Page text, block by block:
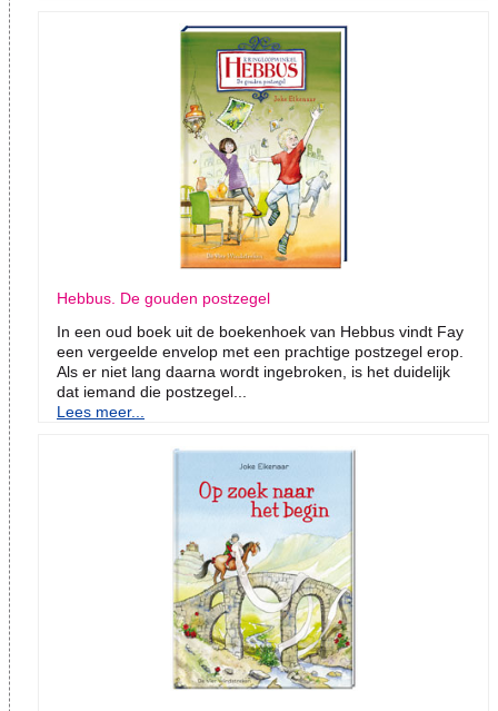
Hebbus. De gouden postzegel
In een oud boek uit de boekenhoek van Hebbus vindt Fay
een vergeelde envelop met een prachtige postzegel erop.
Als er niet lang daarna wordt ingebroken, is het duidelijk
dat iemand die postzegel...
Lees meer...